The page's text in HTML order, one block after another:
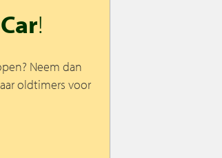
!
Neem dan
oldtimers voor